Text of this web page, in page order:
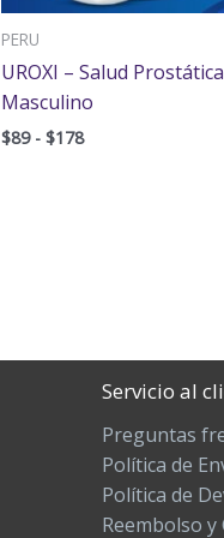
PERU
UROXI – Salud
Masculino
$89 - $178
Servicio al
Preguntas
Política de
Política de
Reembolso y